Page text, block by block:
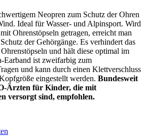
Neopren zum Schutz der Ohren
Ideal für Wasser- und Alpinsport. Wird
Ohrenstöpseln getragen, erreicht man
der Gehörgänge. Es verhindert das
und hält diese optimal im
Earband ist zweifarbig zum
und kann durch einen Klettverschluss
eingestellt werden. Bundesweit
Ärzten für Kinder, die mit
versorgt sind, empfohlen.